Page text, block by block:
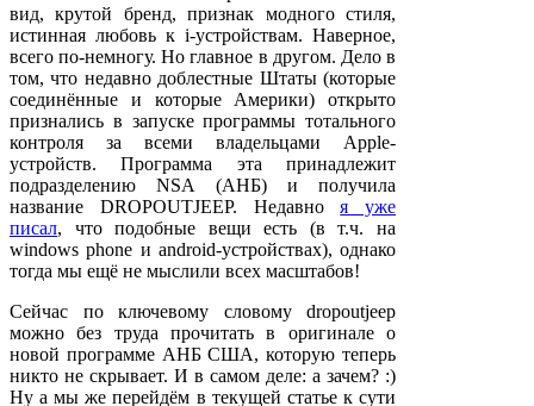
вид, крутой бренд, признак модного стиля,
истинная любовь к i-устройствам. Наверное,
всего по-немногу. Но главное в другом. Дело в
том, что недавно доблестные Штаты (которые
соединённые и которые Америки) открыто
признались в запуске программы тотального
контроля за всеми владельцами Apple-
устройств. Программа эта принадлежит
подразделению NSA (АНБ) и получила
название DROPOUTJEEP. Недавноя уже
писал, что подобные вещи есть (в т.ч. на
windows phone и android-устройствах), однако
тогда мы ещё не мыслили всех масштабов!
Сейчас по ключевому словому dropoutjeep
можно без труда прочитать в оригинале о
новой программе АНБ США, которую теперь
никто не скрывает. И в самом деле: а зачем? :)
Ну а мы же перейдём в текущей статье к сути